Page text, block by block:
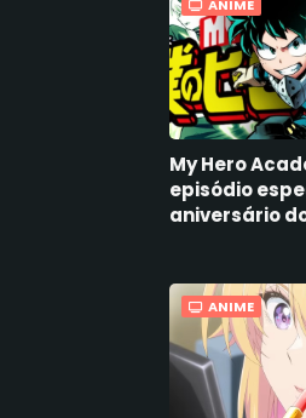
ANIME
My Hero
episódio
aniversário
ANIME